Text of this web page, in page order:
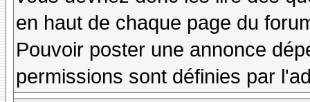
en haut de chaque page du
Pouvoir poster une annonce
permissions sont définies par